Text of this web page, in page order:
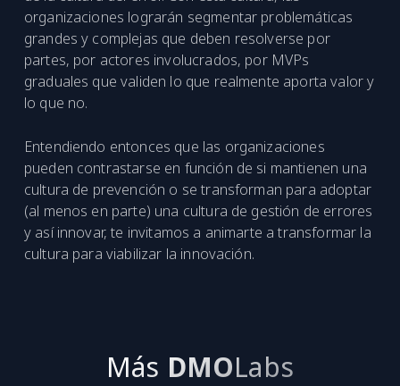
organizaciones lograrán segmentar problemáticas
grandes y complejas que deben resolverse por
partes, por actores involucrados, por MVPs
graduales que validen lo que realmente aporta valor y
lo que no.
Entendiendo entonces que las organizaciones
pueden contrastarse en función de si mantienen una
cultura de prevención o se transforman para adoptar
(al menos en parte) una cultura de gestión de errores
y así innovar, te invitamos a animarte a transformar la
cultura para viabilizar la innovación.
Más DMOLabs